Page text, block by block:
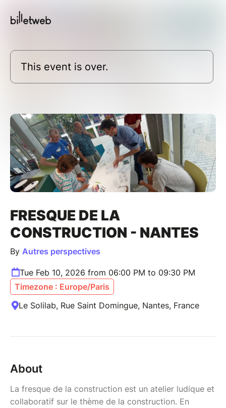
This event is over.
FRESQUE DE LA
CONSTRUCTION - NANTES
By Autres perspectives
Tue Feb 10, 2026 from 06:00 PM to 09:30 PM
Timezone : Europe/Paris
Le Solilab, Rue Saint Domingue, Nantes, France
About
La fresque de la construction est un atelier ludique et
collaboratif sur le thème de la construction. En